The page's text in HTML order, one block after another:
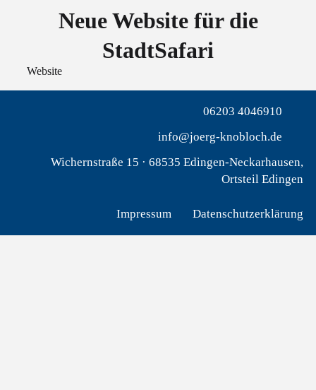
Neue Website für die
StadtSafari
Website
06203 4046910
info@joerg-knobloch.de
Wichernstraße 15 · 68535 Edingen-Neckarhausen,
Ortsteil Edingen
Impressum Datenschutzerklärung